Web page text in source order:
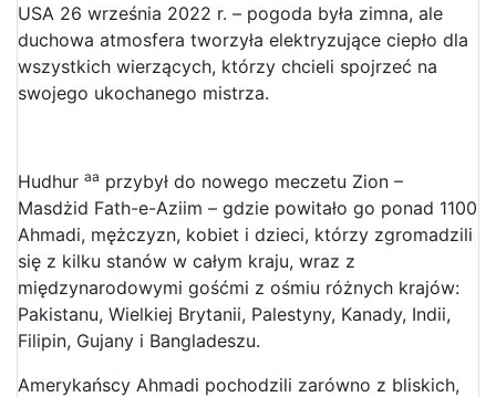
USA 26 września 2022 r. – pogoda była zimna, ale
duchowa atmosfera tworzyła elektryzujące ciepło dla
wszystkich wierzących, którzy chcieli spojrzeć na
swojego ukochanego mistrza.
Hudhur aa przybył do nowego meczetu Zion –
Masdżid Fath-e-Aziim – gdzie powitało go ponad 1100
Ahmadi, mężczyzn, kobiet i dzieci, którzy zgromadzili
się z kilku stanów w całym kraju, wraz z
międzynarodowymi gośćmi z ośmiu różnych krajów:
Pakistanu, Wielkiej Brytanii, Palestyny, Kanady, Indii,
Filipin, Gujany i Bangladeszu.
Amerykańscy Ahmadi pochodzili zarówno z bliskich,